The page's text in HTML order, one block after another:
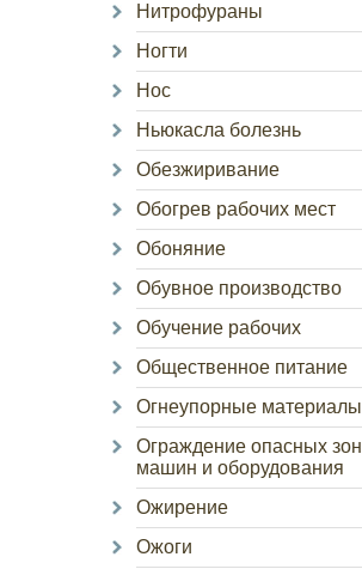
Нитрофураны
Ногти
Нос
Ньюкасла болезнь
Обезжиривание
Обогрев рабочих мест
Обоняние
Обувное производство
Обучение рабочих
Общественное питание
Огнеупорные материалы
Ограждение опасных зон
машин и оборудования
Ожирение
Ожоги